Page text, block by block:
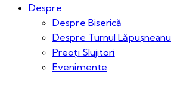
Despre
Despre Biserică
Despre Turnul Lăpușneanu
Preoți Slujitori
Evenimente